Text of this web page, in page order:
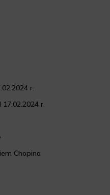
r.
r.
Chopina